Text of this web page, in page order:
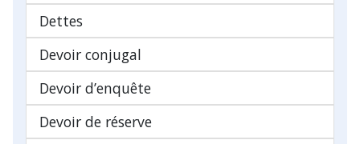
Dettes
Devoir conjugal
Devoir d’enquête
Devoir de réserve